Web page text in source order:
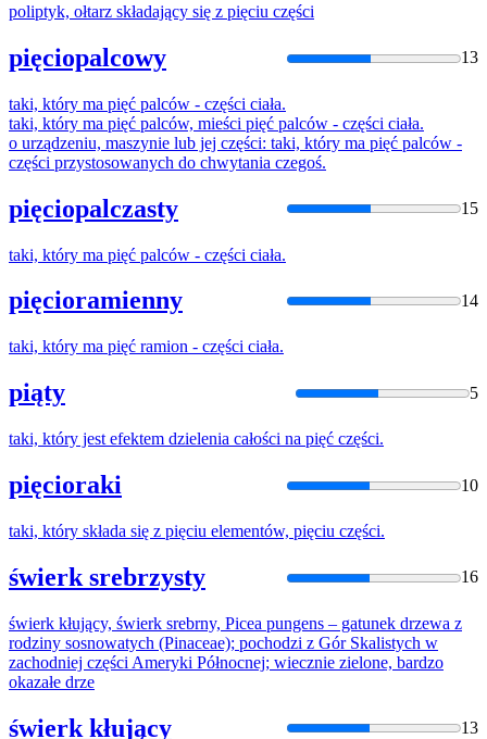
poliptyk, ołtarz składający się z pięciu części
pięciopalcowy 13
taki, który ma pięć palców - części ciała.
taki, który ma pięć palców, mieści pięć palców - części ciała.
o urządzeniu, maszynie lub jej części: taki, który ma pięć palców -
części przystosowanych do chwytania czegoś.
pięciopalczasty 15
taki, który ma pięć palców - części ciała.
pięcioramienny 14
taki, który ma pięć ramion - części ciała.
piąty 5
taki, który jest efektem dzielenia całości na pięć części.
pięcioraki 10
taki, który składa się z pięciu elementów, pięciu części.
świerk srebrzysty 16
świerk kłujący, świerk srebrny, Picea pungens – gatunek drzewa z
rodziny sosnowatych (Pinaceae); pochodzi z Gór Skalistych w
zachodniej części Ameryki Północnej; wiecznie zielone, bardzo
okazałe drze
świerk kłujący 13